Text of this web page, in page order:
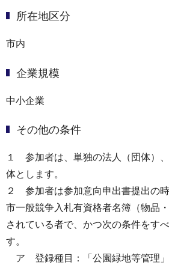
所在地区分
市内
企業規模
中小企業
その他の条件
１ 参加者は、単独の法⼈（団体）
体とします。
２ 参加者は参加意向申出書提出の
市一般競争入札有資格者名簿（物品
されている者で、かつ次の条件をす
す。
ア 登録種目：「公園緑地等管理」